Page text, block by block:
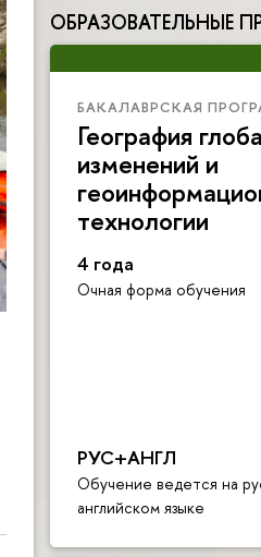
ОБРАЗОВАТЕЛЬНЫЕ
БАКАЛАВРСКАЯ
География
изменений и
технологии
4 года
Очная форма обучения
РУС+АНГЛ
Обучение ведется на
английском языке